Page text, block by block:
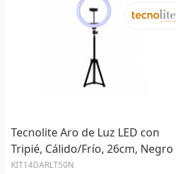
Tecnolite Aro de Luz LED con
Tripié, Cálido/Frío, 26cm, Negro
KIT14DARLT50N